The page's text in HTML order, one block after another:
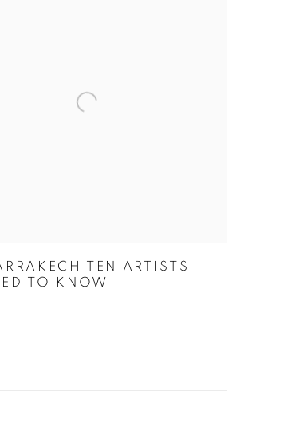
TEN ARTISTS
TO KNOW